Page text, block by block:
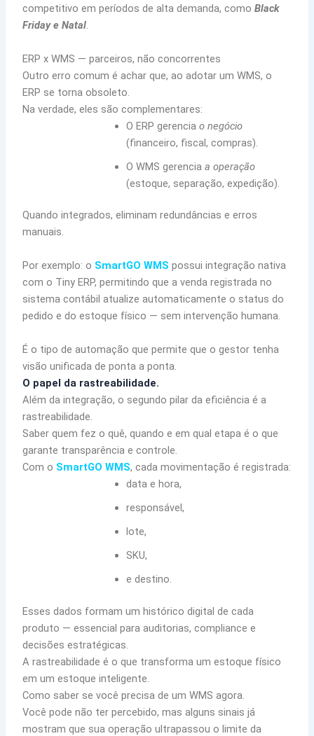
competitivo em períodos de alta demanda, comoBlack
Friday e Natal.
ERP x WMS — parceiros, não concorrentes
Outro erro comum é achar que, ao adotar um WMS, o
ERP se torna obsoleto.
Na verdade, eles são complementares:
O ERP gerencia o negócio
(financeiro, fiscal, compras).
O WMS gerencia a operação
(estoque, separação, expedição).
Quando integrados, eliminam redundâncias e erros
manuais.
Por exemplo: o SmartGO WMS possui integração nativa
com o Tiny ERP, permitindo que a venda registrada no
sistema contábil atualize automaticamente o status do
pedido e do estoque físico — sem intervenção humana.
É o tipo de automação que permite que o gestor tenha
visão unificada de ponta a ponta.
O papel da rastreabilidade.
Além da integração, o segundo pilar da eficiência é a
rastreabilidade.
Saber quem fez o quê, quando e em qual etapa é o que
garante transparência e controle.
Com o SmartGO WMS, cada movimentação é registrada:
data e hora,
responsável,
lote,
SKU,
e destino.
Esses dados formam um histórico digital de cada
produto — essencial para auditorias, compliance e
decisões estratégicas.
A rastreabilidade é o que transforma um estoque físico
em um estoque inteligente.
Como saber se você precisa de um WMS agora.
Você pode não ter percebido, mas alguns sinais já
mostram que sua operação ultrapassou o limite da